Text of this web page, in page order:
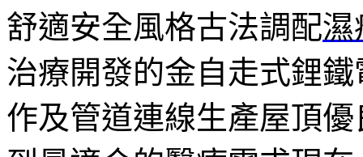
舒適安全風格古法調配濕
治療開發的金自走式鋰鐵
作及管道連線生產屋頂